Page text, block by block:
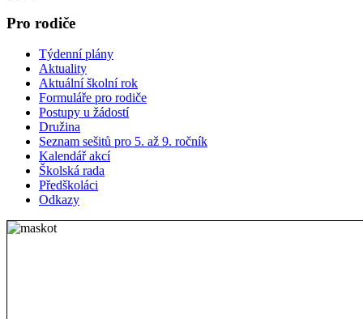
Pro rodiče
Týdenní plány
Aktuality
Aktuální školní rok
Formuláře pro rodiče
Postupy u žádostí
Družina
Seznam sešitů pro 5. až 9. ročník
Kalendář akcí
Školská rada
Předškoláci
Odkazy